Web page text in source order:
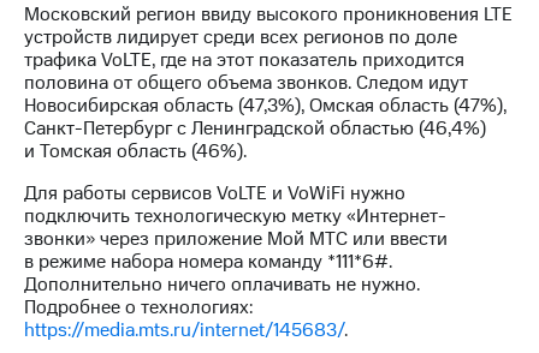
акций
Описание
Программа
приобретения
Порядок
выкупа
Дивиденды
Рынок
облигаций
Описание
Еврооблигации-2023
Уведомление
Московский регион ввиду высокого проникновения LTE
устройств лидирует среди всех регионов по доле
трафика VoLTE, где на этот показатель приходится
половина от общего объема звонков. Следом идут
Новосибирская область (47,3%), Омская область (47%),
Санкт-Петербург с Ленинградской областью (46,4%)
и Томская область (46%).
Для работы сервисов VoLTE и VoWiFi нужно
подключить технологическую метку «Интернет-
звонки» через приложение Мой МТС или ввести
в режиме набора номера команду *111*6#.
Дополнительно ничего оплачивать не нужно.
Подробнее о технологиях:
https://media.mts.ru/internet/145683/.